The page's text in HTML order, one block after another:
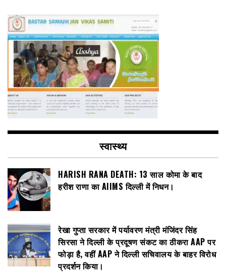
स्वास्थ्य
HARISH RANA DEATH: 13 साल कोमा के बाद
हरीश राणा का AIIMS दिल्ली में निधन।
रेखा गुप्ता सरकार में पर्यावरण मंत्री मंजिंदर सिंह
सिरसा ने दिल्ली के प्रदूषण संकट का ठीकरा AAP पर
फोड़ा है, वहीं AAP ने दिल्ली सचिवालय के बाहर विरोध
प्रदर्शन किया।